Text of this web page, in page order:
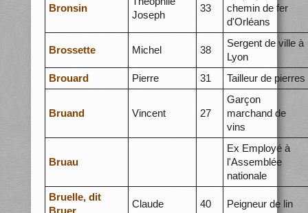
Bronsin
Joseph
33
chemin de fer
d'Orléans
Brossette Michel 38
Sergent de ville à
Lyon
Brouard
Pierre 31 Tailleur de pierres
Bruand Vincent 27
Garçon
marchand de
vins
Bruau
Ex Employé à
l'Assemblée
nationale
Bruelle, dit
Claude 40 Peigneur de lin